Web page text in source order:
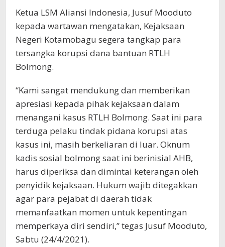
Ketua LSM Aliansi Indonesia, Jusuf Mooduto
kepada wartawan mengatakan, Kejaksaan
Negeri Kotamobagu segera tangkap para
tersangka korupsi dana bantuan RTLH
Bolmong.
“Kami sangat mendukung dan memberikan
apresiasi kepada pihak kejaksaan dalam
menangani kasus RTLH Bolmong. Saat ini para
terduga pelaku tindak pidana korupsi atas
kasus ini, masih berkeliaran di luar. Oknum
kadis sosial bolmong saat ini berinisial AHB,
harus diperiksa dan dimintai keterangan oleh
penyidik kejaksaan. Hukum wajib ditegakkan
agar para pejabat di daerah tidak
memanfaatkan momen untuk kepentingan
memperkaya diri sendiri,” tegas Jusuf Mooduto,
Sabtu (24/4/2021).